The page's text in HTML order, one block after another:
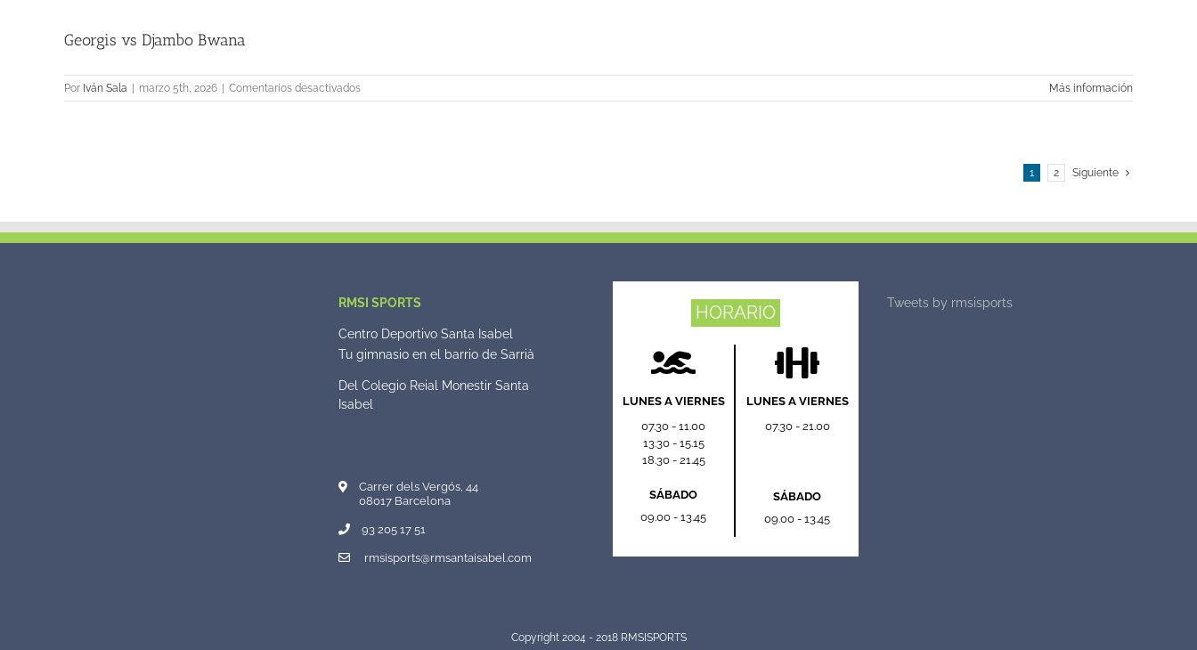
Georgis vs Djambo Bwana
Por Iván Sala | marzo 5th, 2026 | Comentarios desactivadosen
Georgis
Más información
1 2 Siguiente
RMSI SPORTS
Centro Deportivo Santa Isabel
Tu gimnasio en el barrio de Sarrià
Del Colegio Reial Monestir Santa
Isabel
Carrer dels Vergós, 44
08017 Barcelona
93 205 17 51
rmsisports@rmsantaisabel.com
HORARIO
LUNES A VIERNES
07.30 - 11.00
13.30 - 15.15
18.30 - 21.45
SÁBADO
09.00 - 13.45
LUNES A VIERNES
07.30 - 21.00
SÁBADO
09.00 - 13.45
Tweets by rmsisports
Copyright 2004 - 2018 RMSISPORTS